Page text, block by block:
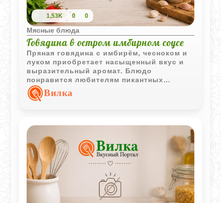
1,53K 0 0
Мясные блюда
Говядина в остром имбирном соусе
Пряная говядина с имбирём, чесноком и
луком приобретает насыщенный вкус и
выразительный аромат. Блюдо
понравится любителям пикантных
мясных рецептов с восточными нотками.
Вилка